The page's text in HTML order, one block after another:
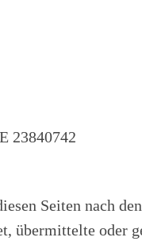
23840742
Seiten nach
übermittelte oder